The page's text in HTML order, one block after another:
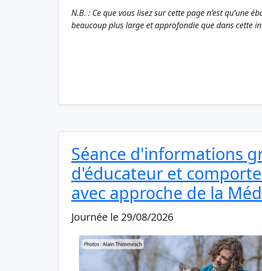
N.B. : Ce que vous lisez sur cette page n’est qu’une
beaucoup plus large et approfondie que dans cette
Séance d'informations
d'éducateur et
avec approche de la
Journée le 29/08/2026